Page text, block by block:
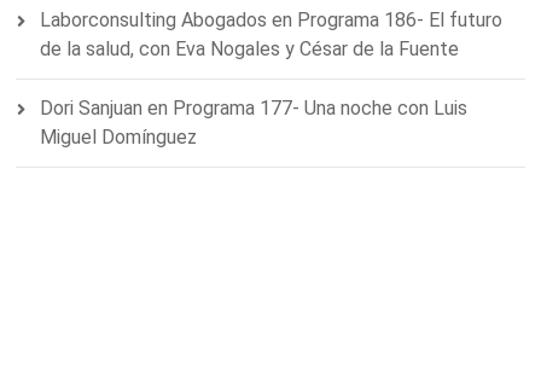
Laborconsulting Abogados en Programa 186- El futuro
de la salud, con Eva Nogales y César de la Fuente
Dori Sanjuan en Programa 177- Una noche con Luis
Miguel Domínguez